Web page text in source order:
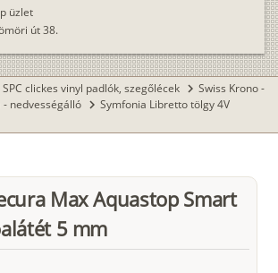
üzlet
út 38.
clickes vinyl padlók, szegőlécek chevron_right Swiss Krono -
- nedvességálló chevron_right Symfonia Libretto tölgy 4V
Max Aquastop Smart
5 mm